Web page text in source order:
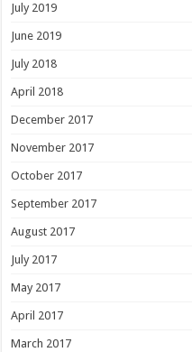
July 2019
June 2019
July 2018
April 2018
December 2017
November 2017
October 2017
September 2017
August 2017
July 2017
May 2017
April 2017
March 2017